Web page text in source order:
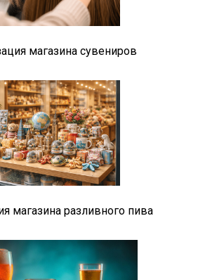
магазина сувениров
магазина разливного пива